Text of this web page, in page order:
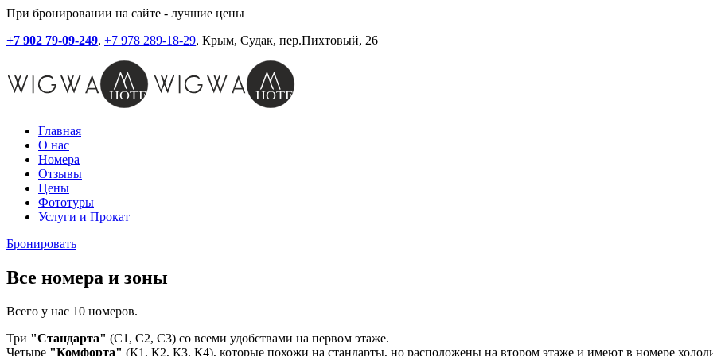
При бронировании на сайте - лучшие цены
+7 902 79-09-249, +7 978 289-18-29, Крым, Судак, пер.Пихтовый, 26
Главная
О нас
Номера
Отзывы
Цены
Фототуры
Услуги и Прокат
Бронировать
Все номера и зоны
Всего у нас 10 номеров.
Три "Стандарта" (С1, С2, С3) со всеми удобствами на первом этаже.
Четыре "Комфорта" (К1, К2, К3, К4), которые похожи на стандарты, но расположены на втором этаже и имеют в номере